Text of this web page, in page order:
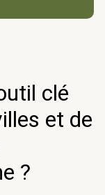
clé
et de
?